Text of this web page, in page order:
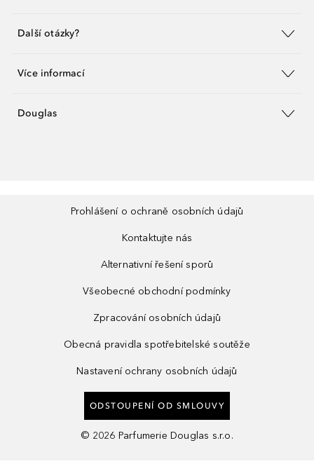
Další otázky?
Více informací
Douglas
Prohlášení o ochraně osobních údajů
Kontaktujte nás
Alternativní řešení sporů
Všeobecné obchodní podmínky
Zpracování osobních údajů
Obecná pravidla spotřebitelské soutěže
Nastavení ochrany osobních údajů
ODSTOUPENÍ OD SMLOUVY
© 2026 Parfumerie Douglas s.r.o.